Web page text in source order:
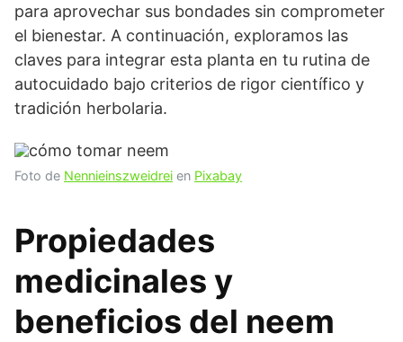
para aprovechar sus bondades sin comprometer
el bienestar. A continuación, exploramos las
claves para integrar esta planta en tu rutina de
autocuidado bajo criterios de rigor científico y
tradición herbolaria.
Foto de Nennieinszweidrei en Pixabay
Propiedades
medicinales y
beneficios del neem